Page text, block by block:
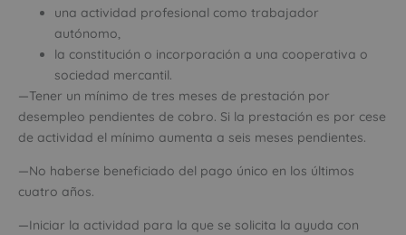
una actividad profesional como trabajador
autónomo,
la constitución o incorporación a una cooperativa o
sociedad mercantil.
—Tener un mínimo de tres meses de prestación por
desempleo pendientes de cobro. Si la prestación es por cese
de actividad el mínimo aumenta a seis meses pendientes.
—No haberse beneficiado del pago único en los últimos
cuatro años.
—Iniciar la actividad para la que se solicita la ayuda con